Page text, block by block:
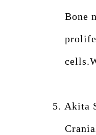
Bone
5. Akita